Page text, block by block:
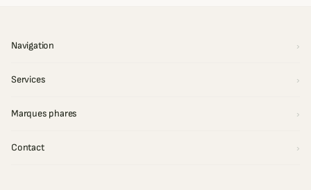
Navigation
Services
Marques phares
Contact